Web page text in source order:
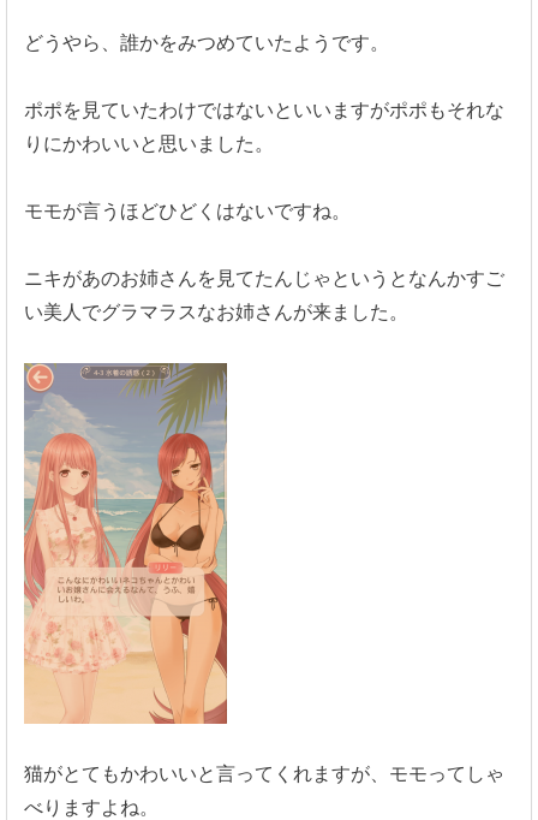
どうやら、誰かをみつめていたようです。
ポポを見ていたわけではないといいますがポポもそれな
りにかわいいと思いました。
モモが言うほどひどくはないですね。
ニキがあのお姉さんを見てたんじゃというとなんかすご
い美人でグラマラスなお姉さんが来ました。
猫がとてもかわいいと言ってくれますが、モモってしゃ
べりますよね。